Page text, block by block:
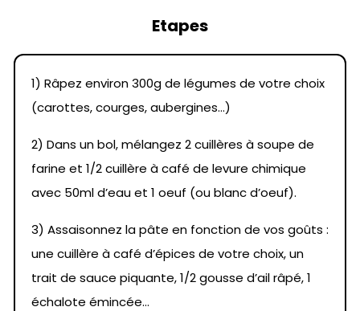
Etapes
1) Râpez environ 300g de légumes de votre choix
(carottes, courges, aubergines…)
2) Dans un bol, mélangez 2 cuillères à soupe de
farine et 1/2 cuillère à café de levure chimique
avec 50ml d’eau et 1 oeuf (ou blanc d’oeuf).
3) Assaisonnez la pâte en fonction de vos goûts :
une cuillère à café d’épices de votre choix, un
trait de sauce piquante, 1/2 gousse d’ail râpé, 1
échalote émincée…